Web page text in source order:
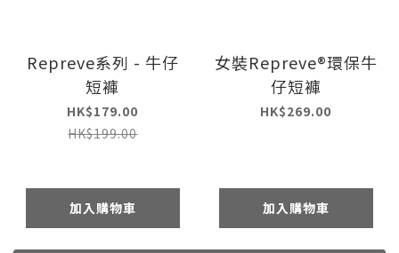
Repreve系列 - 牛仔
短褲
HK$179.00
HK$199.00
加入購物車
女裝Repreve®環保牛
仔短褲
HK$269.00
加入購物車